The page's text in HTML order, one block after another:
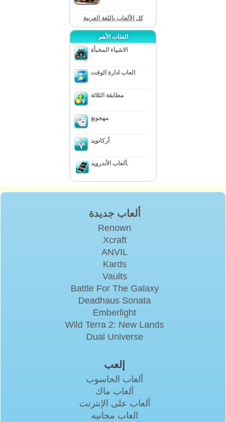
كل الألعاب باللغة العربية
الفئات الأهم
الاشياء المخبأة
العاب ادارة الوقت
مطابقة الثلاثة
مهجونغ
أركانويد
ألعاب الأندرويد.
ألعاب جديدة
Renown
Xcraft
ANVIL
Kards
Vaults
Battle For The Galaxy
Deadhaus Sonata
Emberlight
Wild Terra 2: New Lands
Dual Universe
إلعب
ألعاب الحاسوب
ألعاب ماك
ألعاب على الإنترنت
العاب مجانيه